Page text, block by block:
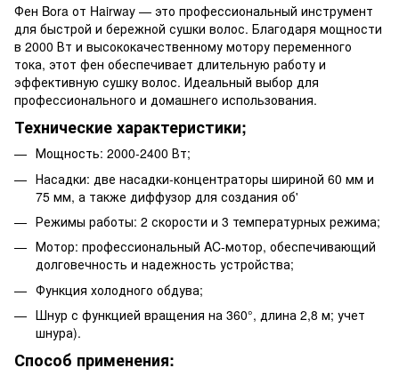
Фен Bora от Hairway — это профессиональный инструмент
для быстрой и бережной сушки волос. Благодаря мощности
в 2000 Вт и высококачественному мотору переменного
тока, этот фен обеспечивает длительную работу и
эффективную сушку волос. Идеальный выбор для
профессионального и домашнего использования.
Технические характеристики;
Мощность: 2000-2400 Вт;
Насадки: две насадки-концентраторы шириной 60 мм и
75 мм, а также диффузор для создания об'
Режимы работы: 2 скорости и 3 температурных режима;
Мотор: профессиональный AC-мотор, обеспечивающий
долговечность и надежность устройства;
Функция холодного обдува;
Шнур с функцией вращения на 360°, длина 2,8 м; учет
шнура).
Способ применения: